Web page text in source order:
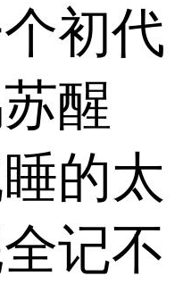
初代
醒
的太
记不